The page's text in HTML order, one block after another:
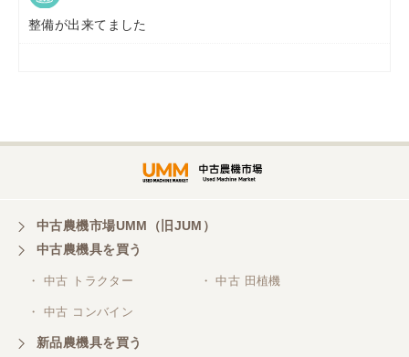
株式会社トミタモータース
三重県／株式会社 ケイ・エス・エンタープライズ
整備が出来てました
中古農機市場UMM（旧JUM）
中古農機具を買う
・ 中古 トラクター ・ 中古 田植機
・ 中古 コンバイン
新品農機具を買う